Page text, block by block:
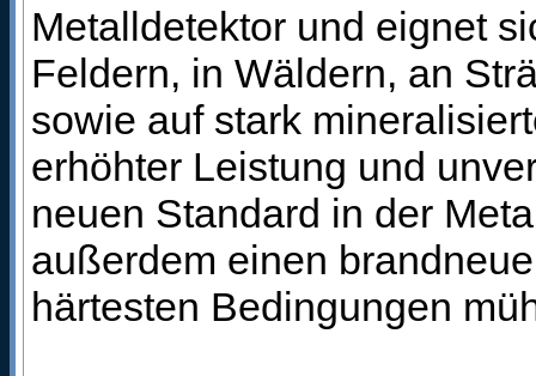
Metalldetektor und eignet
Feldern, in Wäldern, an
sowie auf stark
erhöhter Leistung und
neuen Standard in der
außerdem einen
härtesten Bedingungen